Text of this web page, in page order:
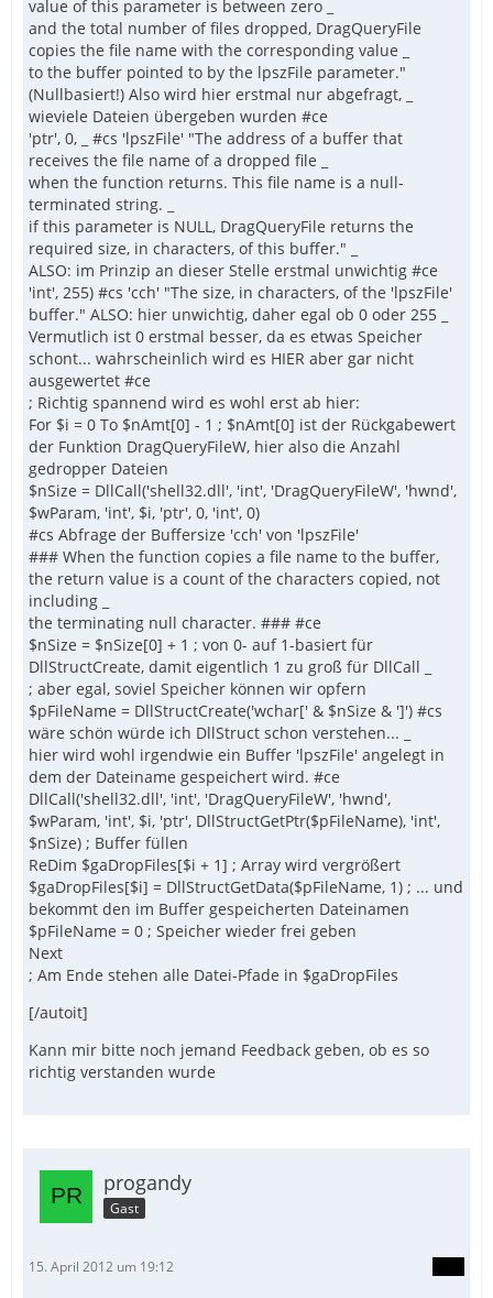
value of this parameter is between zero _
and the total number of files dropped, DragQueryFile
copies the file name with the corresponding value _
to the buffer pointed to by the lpszFile parameter."
(Nullbasiert!) Also wird hier erstmal nur abgefragt, _
wieviele Dateien übergeben wurden #ce
'ptr', 0, _ #cs 'lpszFile' "The address of a buffer that
receives the file name of a dropped file _
when the function returns. This file name is a null-
terminated string. _
if this parameter is NULL, DragQueryFile returns the
required size, in characters, of this buffer." _
ALSO: im Prinzip an dieser Stelle erstmal unwichtig #ce
'int', 255) #cs 'cch' "The size, in characters, of the 'lpszFile'
buffer." ALSO: hier unwichtig, daher egal ob 0 oder 255 _
Vermutlich ist 0 erstmal besser, da es etwas Speicher
schont... wahrscheinlich wird es HIER aber gar nicht
ausgewertet #ce
; Richtig spannend wird es wohl erst ab hier:
For $i = 0 To $nAmt[0] - 1 ; $nAmt[0] ist der Rückgabewert
der Funktion DragQueryFileW, hier also die Anzahl
gedropper Dateien
$nSize = DllCall('shell32.dll', 'int', 'DragQueryFileW', 'hwnd',
$wParam, 'int', $i, 'ptr', 0, 'int', 0)
#cs Abfrage der Buffersize 'cch' von 'lpszFile'
### When the function copies a file name to the buffer,
the return value is a count of the characters copied, not
including _
the terminating null character. ### #ce
$nSize = $nSize[0] + 1 ; von 0- auf 1-basiert für
DllStructCreate, damit eigentlich 1 zu groß für DllCall _
; aber egal, soviel Speicher können wir opfern
$pFileName = DllStructCreate('wchar[' & $nSize & ']') #cs
wäre schön würde ich DllStruct schon verstehen... _
hier wird wohl irgendwie ein Buffer 'lpszFile' angelegt in
dem der Dateiname gespeichert wird. #ce
DllCall('shell32.dll', 'int', 'DragQueryFileW', 'hwnd',
$wParam, 'int', $i, 'ptr', DllStructGetPtr($pFileName), 'int',
$nSize) ; Buffer füllen
ReDim $gaDropFiles[$i + 1] ; Array wird vergrößert
$gaDropFiles[$i] = DllStructGetData($pFileName, 1) ; ... und
bekommt den im Buffer gespeicherten Dateinamen
$pFileName = 0 ; Speicher wieder frei geben
Next
; Am Ende stehen alle Datei-Pfade in $gaDropFiles
[/autoit]
Kann mir bitte noch jemand Feedback geben, ob es so
richtig verstanden wurde
progandy
Gast
15. April 2012 um 19:12